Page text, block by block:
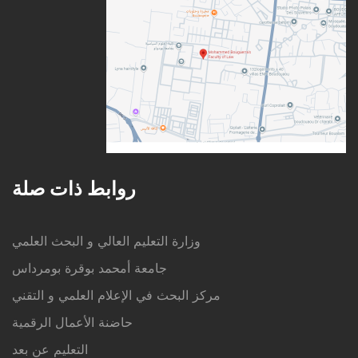
روابط ذات صلة
وزارة التعليم العالي و البحث العلمي
جامعة أمحمد بوقرة بومرداس
مركز البحث في الإعلام العلمي و التقني
حاضنة الأعمال الرقمية
التعليم عن بعد